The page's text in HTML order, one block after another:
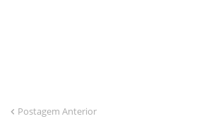
Postagem Anterior